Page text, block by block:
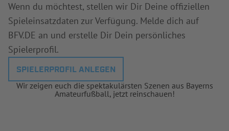
Wenn du möchtest, stellen wir Dir Deine offiziellen
Spieleinsatzdaten zur Verfügung. Melde dich auf
BFV.DE an und erstelle Dir Dein persönliches
Spielerprofil.
SPIELERPROFIL ANLEGEN
Wir zeigen euch die spektakulärsten Szenen aus Bayerns
Amateurfußball, jetzt reinschauen!